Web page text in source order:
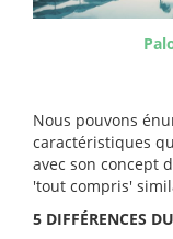
Nous pouvons
caractéristiques
avec son concept
'tout compris'
5 DIFFÉRENCES